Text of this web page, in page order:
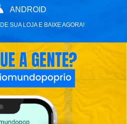
ANDROID
SUA LOJA E BAIXE AGORA!